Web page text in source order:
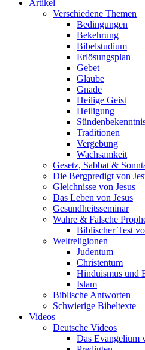
Artikel
Verschiedene Themen
Bedingungen
Bekehrung
Bibelstudium
Erlösungsplan
Gebet
Glaube
Gnade
Heilige Geist
Heiligung
Traditionen
Vergebung
Wachsamkeit
Gesetz, Sabbat &
Die Bergpredigt von
Gleichnisse von Jesus
Das Leben von Jesus
Gesundheitsseminar
Wahre & Falsche
Biblischer Test
Weltreligionen
Judentum
Christentum
Hinduismus und
Islam
Biblische Antworten
Schwierige Bibeltexte
Videos
Deutsche Videos
Das Evangelium